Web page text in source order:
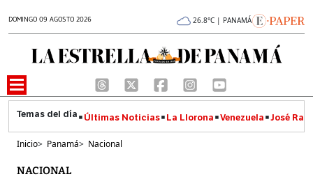
DOMINGO 09 AGOSTO 2026 26.8°C | PANAMÁ
Últimas Noticias La Llorona Venezuela José
Inicio> Panamá> Nacional
NACIONAL